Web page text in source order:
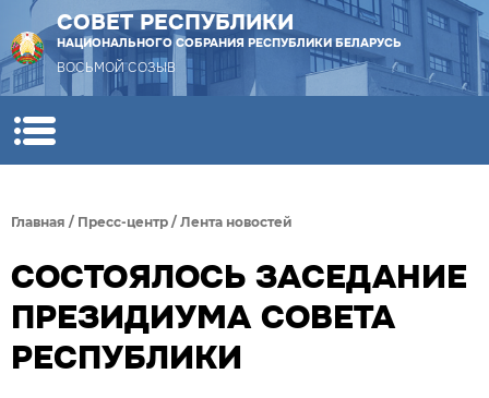
СОВЕТ РЕСПУБЛИКИ
НАЦИОНАЛЬНОГО СОБРАНИЯ РЕСПУБЛИКИ БЕЛАРУСЬ
ВОСЬМОЙ СОЗЫВ
Главная / Пресс-центр / Лента новостей
СОСТОЯЛОСЬ ЗАСЕДАНИЕ
ПРЕЗИДИУМА СОВЕТА
РЕСПУБЛИКИ